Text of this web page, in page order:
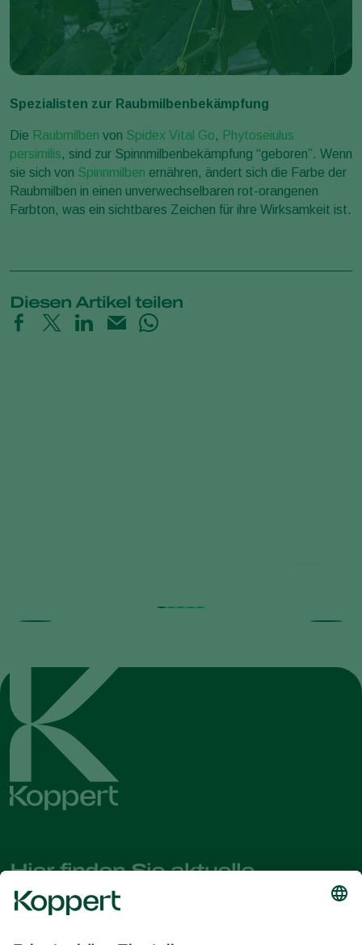
Spezialisten zur Raubmilbenbekämpfung
Die Raubmilben von Spidex Vital Go, Phytoseiulus
persimilis, sind zur Spinnmilbenbekämpfung “geboren”. Wenn
sie sich von Spinnmilben ernähren, ändert sich die Farbe der
Raubmilben in einen unverwechselbaren rot-orangenen
Farbton, was ein sichtbares Zeichen für ihre Wirksamkeit ist.
Diesen Artikel teilen
Hier finden Sie aktuelle
Nachrichten und Informationen